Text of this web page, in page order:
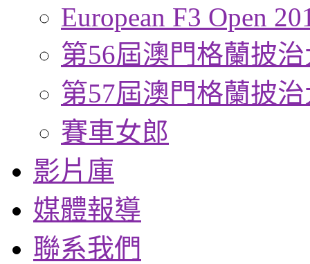
European F3 Open
第56屆澳門格蘭披
第57屆澳門格蘭披
賽車女郎
影片庫
媒體報導
聯系我們